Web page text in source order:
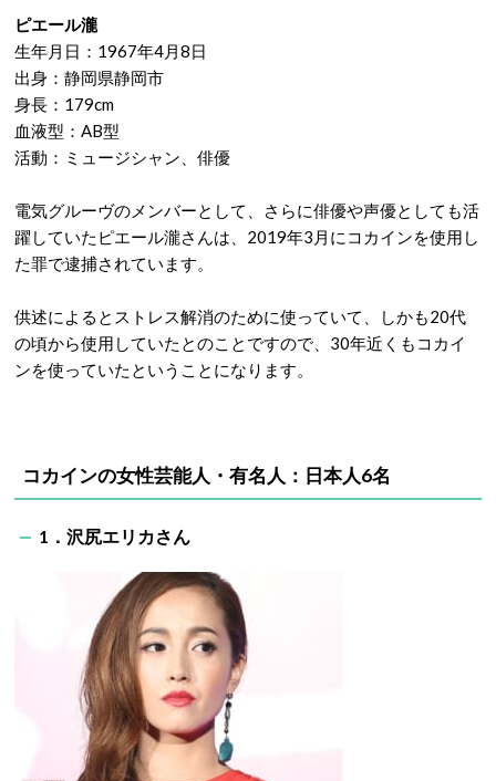
ピエール瀧
生年月日：1967年4月8日
出身：静岡県静岡市
身長：179cm
血液型：AB型
活動：ミュージシャン、俳優
電気グルーヴのメンバーとして、さらに俳優や声優としても活
躍していたピエール瀧さんは、2019年3月にコカインを使用し
た罪で逮捕されています。
供述によるとストレス解消のために使っていて、しかも20代
の頃から使用していたとのことですので、30年近くもコカイ
ンを使っていたということになります。
コカインの女性芸能人・有名人：日本人6名
1．沢尻エリカさん